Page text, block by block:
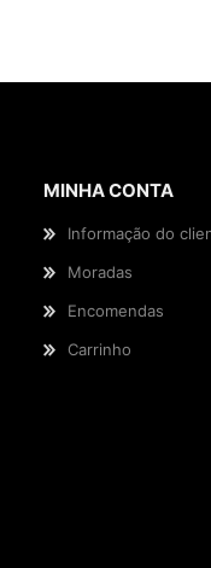
MINHA CONTA
Informação do
Moradas
Encomendas
Carrinho